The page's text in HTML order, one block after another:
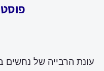
עונת הרבייה של